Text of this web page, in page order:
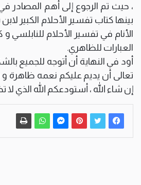
، حيث تم الرجوع إلى أهم المصادر
بينها كتاب تفسير الأحلام الكبير
الأنام في تفسير الأحلام للنابلسي
العبارات للظاهري.
أود في النهاية أن أتوجه للجميع
تعالى أن يديم عليكم نعمه ظاهرة و
إن شاء الله ، أستودعكم الله الذي لا